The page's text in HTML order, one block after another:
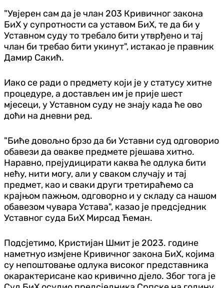
"Увјерен сам да је члан 203 Кривичног закона
БиХ у супротности са уставом БиХ, те да би у
Уставном суду то требало бити утврђено и тај
члан би требао бити укинут", истакао је правник
Дамир Сакић.
Иако се ради о предмету који је у статусу хитне
процедуре, а достављен им је прије шест
мјесеци, у Уставном суду не знају када ће ово
доћи на дневни ред.
"Биће довољно брзо да би Уставни суд одговорио
обавези да овакве предмете рјешава хитно.
Наравно, прејудицирати каква ће одлука бити
нећу, нити могу, али у сваком случају и тај
предмет, као и сваки други третираћемо са
крајњом пажњом, одговорно и у складу са нашом
обавезом чувара Устава", казао је предсједник
Уставног суда БиХ Мирсад Ћеман.
Подсјетимо, Кристијан Шмит је 2023. године
наметнуо измјене Кривичног закона БиХ, којима
су непоштовање одлука високог представника
окарактерисане као кривично дјело. Због тога је